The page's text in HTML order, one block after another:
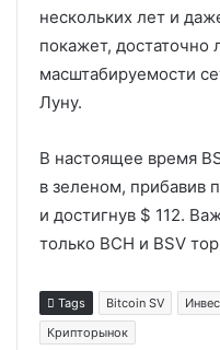
нескольких лет и
покажет, достаточно
масштабируемости
Луну.
В настоящее время
в зеленом, прибавив
и достигнув $ 112.
только BCH и BSV
Tags Bitcoin SV
Крипторынок